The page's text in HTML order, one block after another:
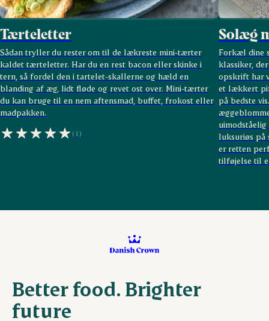
Tærteletter
Sådan tryller du rester om til de lækreste mini-tærter
kaldet tærteletter. Har du en rest bacon eller skinke i
tern, så fordel den i tartelet-skallerne og hæld en
blanding af æg, lidt fløde og revet ost over. Mini-tærter
du kan bruge til en nem aftensmad, buffet, frokost eller
madpakken.
(1)
Solæg
Forkæl dine
klassiker,
opskrift har
et lækkert
på bedste
luksuriøs på
er retten
tilføjelse til
Better food. Brighter
future